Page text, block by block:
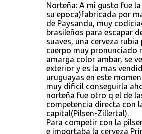
Norteña: A mi gusto fue
su epoca)fabricada por
de Paysandu, muy
brasileños para escapar
suaves, una cerveza rubia
cuerpo muy pronunciado
amarga color ambar, se
exterior y es la mas
uruguayas en este
muy dificil conseguirla
norteña fue otro q el de
competencia directa con
capital(Pilsen-Zillertal).
Para competir con la
e importaba la cerveza